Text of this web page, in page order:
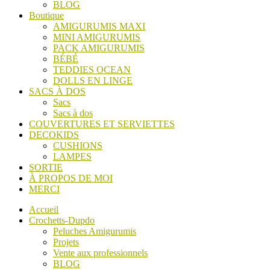
BLOG
Boutique
AMIGURUMIS MAXI
MINI AMIGURUMIS
PACK AMIGURUMIS
BÉBÉ
TEDDIES OCEAN
DOLLS EN LINGE
SACS À DOS
Sacs
Sacs à dos
COUVERTURES ET SERVIETTES
DECOKIDS
CUSHIONS
LAMPES
SORTIE
À PROPOS DE MOI
MERCI
Accueil
Crochetts-Dupdo
Peluches Amigurumis
Projets
Vente aux professionnels
BLOG